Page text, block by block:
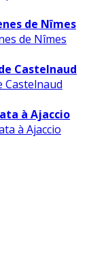
de Nîmes
Castelnaud
à Ajaccio